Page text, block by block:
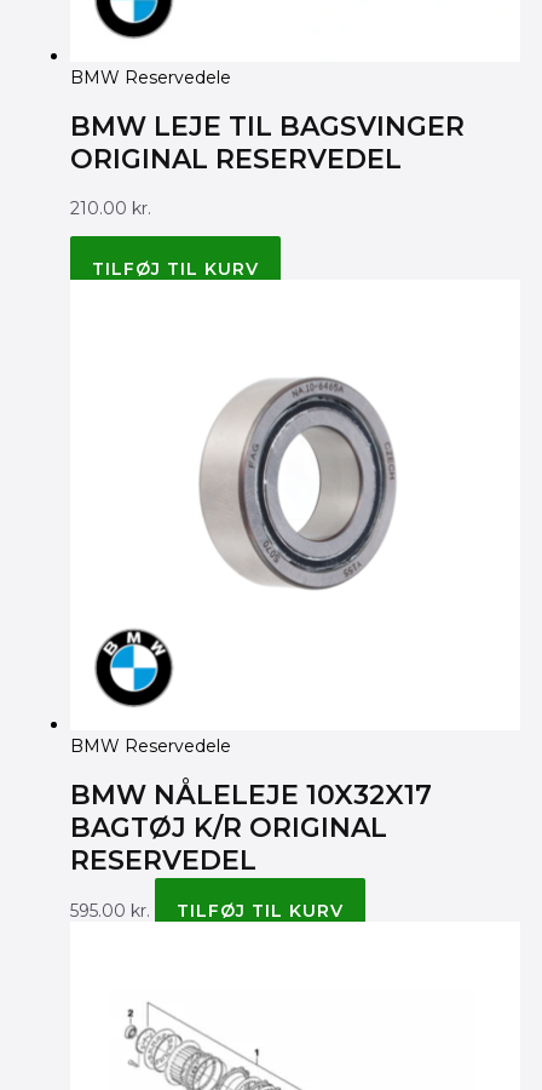
BMW Reservedele
BMW LEJE TIL BAGSVINGER
ORIGINAL RESERVEDEL
210.00 kr.
BMW ORIGINAL 33117684640
TILFØJ TIL KURV
BMW Reservedele
BMW NÅLELEJE 10X32X17
BAGTØJ K/R ORIGINAL
RESERVEDEL
595.00 kr. TILFØJ TIL KURV